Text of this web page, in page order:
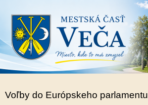
Voľby do Európskeho parlamentu